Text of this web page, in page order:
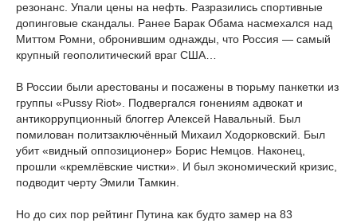
резонанс. Упали цены на нефть. Разразились спортивные
допинговые скандалы. Ранее Барак Обама насмехался над
Миттом Ромни, обронившим однажды, что Россия — самый
крупный геополитический враг США…
В России были арестованы и посажены в тюрьму панкетки из
группы «Pussy Riot». Подвергался гонениям адвокат и
антикоррупционный блоггер Алексей Навальный. Был
помилован политзаключённый Михаил Ходорковский. Был
убит «видный оппозиционер» Борис Немцов. Наконец,
прошли «кремлёвские чистки». И был экономический кризис,
подводит черту Эмили Тамкин.
Но до сих пор рейтинг Путина как будто замер на 83